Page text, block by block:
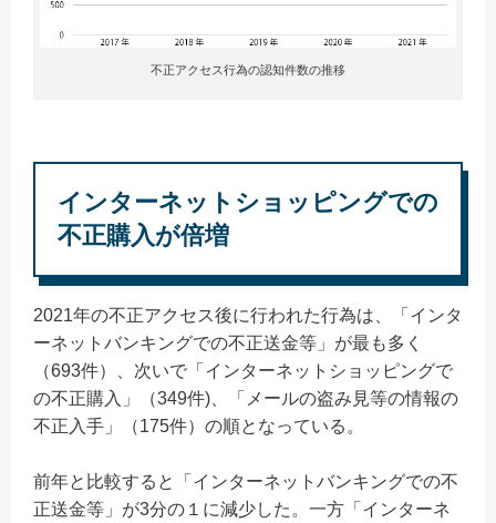
不正アクセス行為の認知件数の推移
インターネットショッピングでの
不正購入が倍増
2021年の不正アクセス後に行われた行為は、「インタ
ーネットバンキングでの不正送金等」が最も多く
（693件）、次いで「インターネットショッピングで
の不正購入」（349件)、「メールの盗み見等の情報の
不正入手」（175件）の順となっている。
前年と比較すると「インターネットバンキングでの不
正送金等」が3分の１に減少した。一方「インターネ